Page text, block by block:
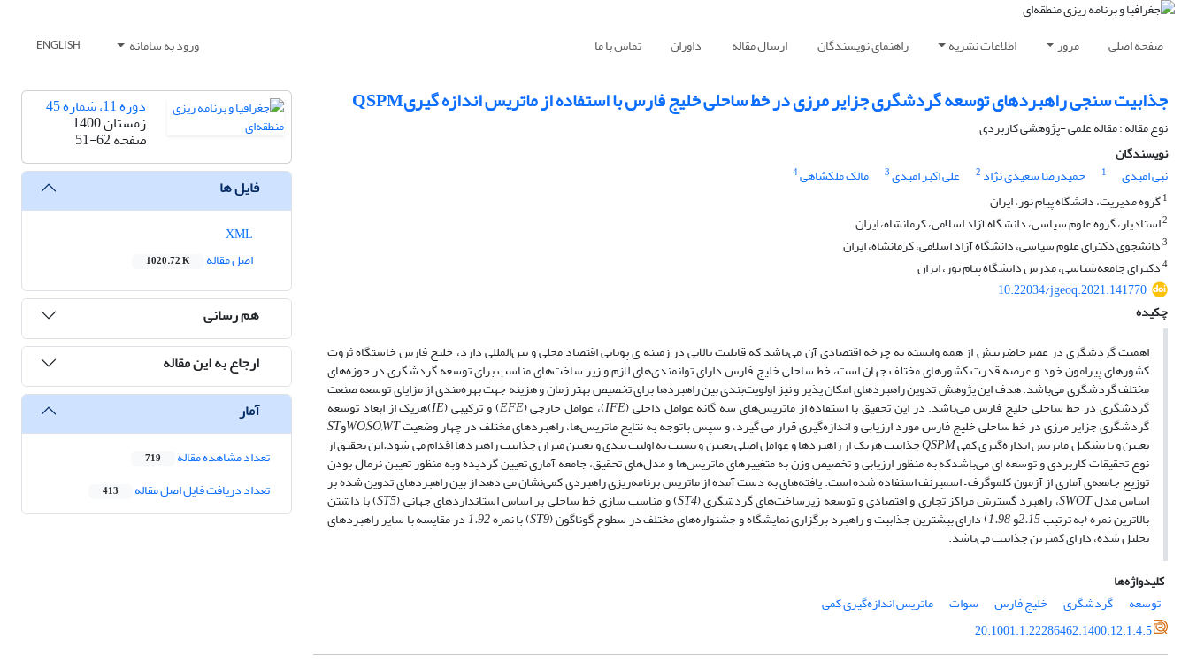
صفحه اصلی مرور اطلاعات نشریه راهنمای نویسندگان ارسال مقاله داوران تماس با ما ورود به سامانه ENGLISH
جذابیت سنجی راهبردهای توسعه گردشگری جزایر مرزی در خط ساحلی خلیج فارس با استفاده از ماتریس اندازه گیریQSPM
نوع مقاله : مقاله علمی -پژوهشی کاربردی
نویسندگان
نبی امیدی
1 حمیدرضا سعیدی نژاد 2 علی اکبر امیدی3 مالک ملکشاهی4
1گروه مدیریت، دانشگاه پیام نور، ایران
2استادیار، گروه علوم سیاسی، دانشگاه آزاد اسلامی، کرمانشاه، ایران
3دانشجوی دکترای علوم سیاسی، دانشگاه آزاد اسلامی، کرمانشاه، ایران
4دکترای جامعه‌شناسی، مدرس دانشگاه پیام نور، ایران
10.22034/jgeoq.2021.141770
چکیده
اهمیت گردشگری در عصرحاضربیش از همه وابسته به چرخه اقتصادی آن می‌باشد که قابلیت بالایی در زمینه ی پویایی اقتصاد محلی و بین‌المللی دارد، خلیج فارس خاستگاه ثروت
کشورهای پیرامون خود و عرصه قدرت کشورهای مختلف جهان است، خط ساحلی خلیج فارس دارای توانمندی‌های لازم و زیر ساخت‌های مناسب برای توسعه گردشگری در حوزه‌های
مختلف گردشگری می‌باشد. هدف این پژوهش تدوین راهبردهای امکان پذیر و نیز اولویت‌بندی بین راهبردها برای تخصیص بهتر زمان و هزینه جهت بهره‌مندی از مزایای توسعه صنعت
گردشگری در خط ساحلی خلیج فارس می‌باشد. در این تحقیق با استفاده از ماتریس‌های سه گانه عوامل داخلی (IFE)، ‌عوامل خارجی (EFE) و ترکیبی (IE)هریک از ابعاد توسعه
گردشگری جزایر مرزی در خط ساحلی خلیج فارس مورد ارزیابی و اندازه‌گیری قرار می گیرد، ‌و سپس باتوجه به نتایج ماتریس‌ها، راهبردهای مختلف در چهار وضعیتWO,SO,WTوST
تعیین و با تشکیل ماتریس اندازه‌گیری کمیQSPMجذابیت هریک از راهبردها و عوامل اصلی تعیین و نسبت به اولیت بندی و تعیین میزان جذابیت راهبردها اقدام می شود.این تحقیق از
نوع تحقیقات کاربردی و توسعه ای می‌باشدکه به منظور ارزیابی و تخصیص وزن به متغییرهای ماتریس‌ها و مدل‌های تحقیق، جامعه آماری تعیین گردیده وبه منظور تعیین نرمال بودن
توزیع جامعه‌ی آماری از آزمون کلموگرف – اسمیرنف استفاده شده است. یافته‌های به دست آمده از ماتریس برنامه‌ریزی راهبردی کمی‌نشان می دهد از بین راهبردهای تدوین شده بر
اساس مدلSWOT، راهبرد گسترش مراکز تجاری و اقتصادی و توسعه زیرساخت‌های گردشگری (ST4) و مناسب سازی خط ساحلی بر اساس استانداردهای جهانی (ST5) با داشتن
بالاترین نمره (به ترتیب2.15و1.98) دارای بیشترین جذابیت و راهبرد برگزاری نمایشگاه و جشنواره‌های مختلف در سطوح گوناگون (ST9) با نمره1.92در مقایسه با سایر راهبرد‌های
تحلیل شده، دارای کمترین جذابیت می‌باشد.
کلیدواژه‌ها
توسعه
گردشگری خلیج فارس سوات
ماتریس اندازه‌گیری کمی
20.1001.1.22286462.1400.12.1.4.5
دوره 11، شماره 45
زمستان 1400
صفحه51-62
فایل ها
اصل مقاله
1020.72 K
هم رسانی
ارجاع به این مقاله
آمار
تعداد مشاهده مقاله 719
تعداد دریافت فایل اصل مقاله 413